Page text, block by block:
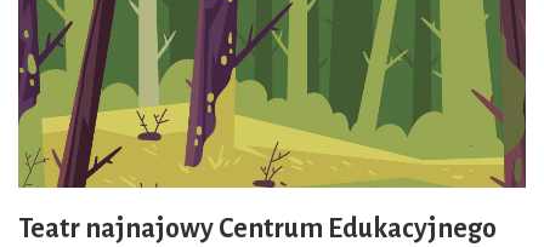
Teatr najnajowy Centrum Edukacyjnego